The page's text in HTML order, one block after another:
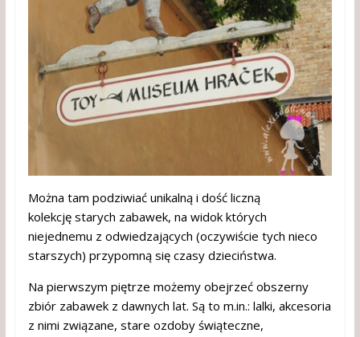
Można tam podziwiać unikalną i dość liczną
kolekcję starych zabawek, na widok których
niejednemu z odwiedzających (oczywiście tych nieco
starszych) przypomną się czasy dzieciństwa.
Na pierwszym piętrze możemy obejrzeć obszerny
zbiór zabawek z dawnych lat. Są to m.in.: lalki, akcesoria
z nimi związane, stare ozdoby świąteczne,